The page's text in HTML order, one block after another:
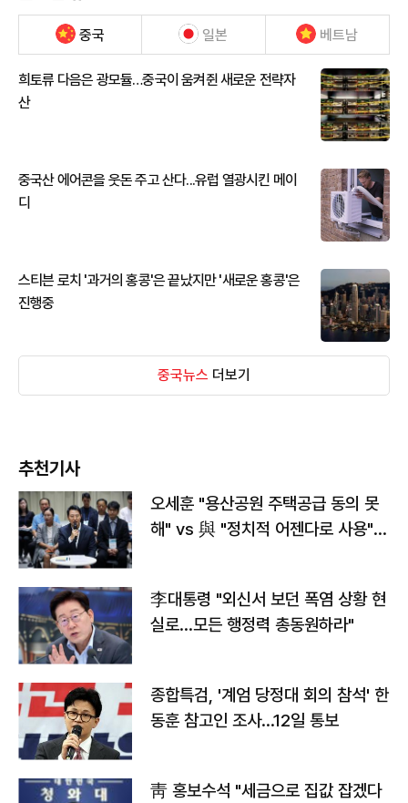
중국 일본 베트남
희토류 다음은 광모듈…중국이 움켜쥔 새로운 전략자
산
중국산 에어콘을 웃돈 주고 산다...유럽 열광시킨 메이
디
스티븐 로치 '과거의 홍콩'은 끝났지만 '새로운 홍콩'은
진행중
중국뉴스 더보기
추천기사
오세훈 "용산공원 주택공급 동의 못
해" vs 與 "정치적 어젠다로 사용"
李대통령 "외신서 보던 폭염 상황 현
실로…모든 행정력 총동원하라"
종합특검, '계엄 당정대 회의 참석' 한
동훈 참고인 조사...12일 통보
靑 홍보수석 "세금으로 집값 잡겠다